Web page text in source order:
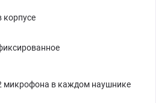
корпусе
микрофона в каждом наушнике